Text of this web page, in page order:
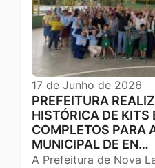
17 de Junho de 2026
PREFEITURA
HISTÓRICA DE KITS
COMPLETOS PARA
MUNICIPAL DE EN…
A Prefeitura de Nova